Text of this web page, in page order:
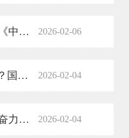
农业农村部关于落实《中共中央国务院关于锚定农业农村现代化扎实推进乡村全面振兴的意见》的实施意见 2026-02-06
“十五五”开局怎么干？国家发改委重磅解读 2026-02-04
【中国社会工作报】奋力推动新时代社会工作高质量发展——论贯彻落实全国社会工作部长会议精神 2026-02-04